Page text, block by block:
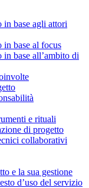
base agli attori
base al focus
base all’ambito di
e rituali
di progetto
collaborativi
e la sua gestione
d’uso del servizio